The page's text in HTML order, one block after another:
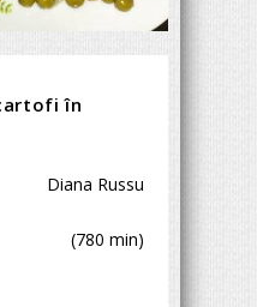
în
Diana Russu
(780 min)